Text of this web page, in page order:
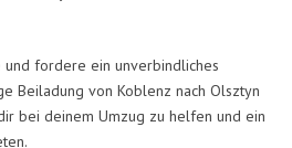
und fordere ein unverbindliches
Beiladung von Koblenz nach Olsztyn
bei deinem Umzug zu helfen und ein